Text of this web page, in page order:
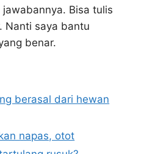
Bisa tulis
Nanti saya bantu
benar.
berasal dari hewan
napas, otot